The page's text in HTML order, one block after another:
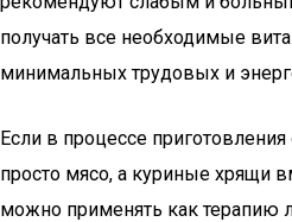
получать все необходимые
минимальных трудовых и
Если в процессе
просто мясо, а куриные хрящи
можно применять как терапию